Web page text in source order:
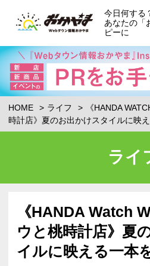
今日何する
あなたの「
ピーに
HOME ライフ
《HANDA
時計店》夏のお出かけスタイルに映
ライ
《HANDA Watch
ウと桃時計店》夏
イルに映える一本